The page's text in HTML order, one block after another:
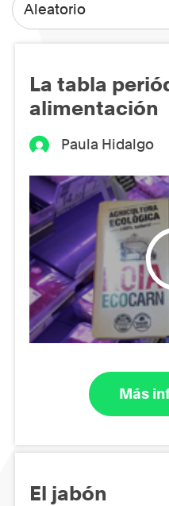
Aleatorio
La tabla
alimentación
Paula Hidalgo
Más
El jabón